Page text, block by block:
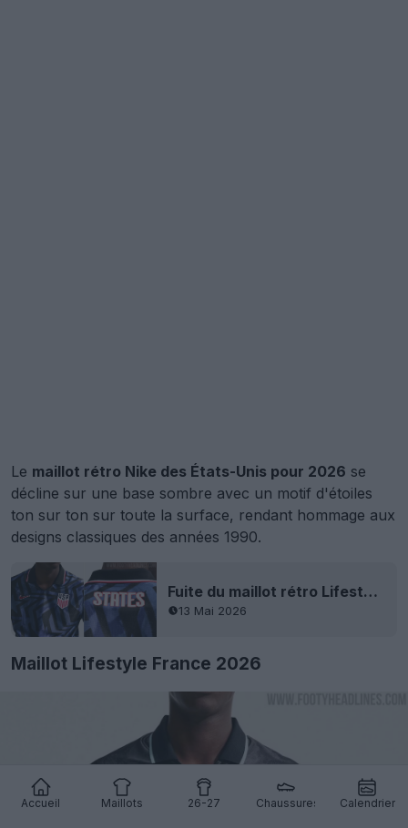
Accueil Maillots 26-27 Chaussures Calendrier
Le maillot rétro Nike des États-Unis pour 2026 se
décline sur une base sombre avec un motif d'étoiles
ton sur ton sur toute la surface, rendant hommage aux
designs classiques des années 1990.
Fuite du maillot rétro Lifestyle des États-Unis pour la Coupe du monde 2026
13 Mai 2026
Maillot Lifestyle France 2026